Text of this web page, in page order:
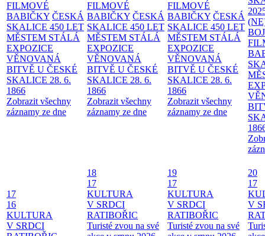
FILMOVÉ
BABIČKY ČESKÁ
SKALICE 450 LET
MĚSTEM STÁLÁ
EXPOZICE
VĚNOVANÁ
BITVĚ U ČESKÉ
SKALICE 28. 6.
1866
Zobrazit všechny
záznamy ze dne
FILMOVÉ
BABIČKY ČESKÁ
SKALICE 450 LET
MĚSTEM STÁLÁ
EXPOZICE
VĚNOVANÁ
BITVĚ U ČESKÉ
SKALICE 28. 6.
1866
Zobrazit všechny
záznamy ze dne
FILMOVÉ
BABIČKY ČESKÁ
SKALICE 450 LET
MĚSTEM STÁLÁ
EXPOZICE
VĚNOVANÁ
BITVĚ U ČESKÉ
SKALICE 28. 6.
1866
Zobrazit všechny
záznamy ze dne
17
16
KULTURA
V SRDCI
18
17
KULTURA
V SRDCI
RATIBOŘIC
Turisté zvou na své
19
17
KULTURA
V SRDCI
RATIBOŘIC
Turisté zvou na své
20
17
V